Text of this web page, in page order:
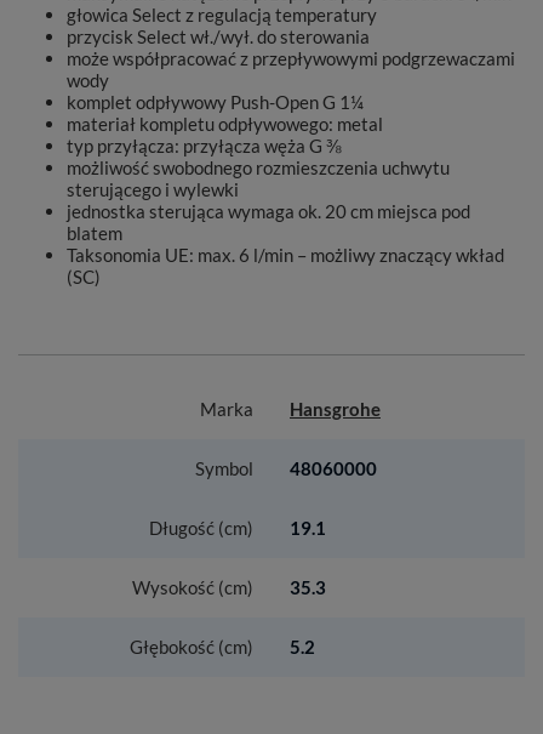
głowica Select z regulacją temperatury
przycisk Select wł./wył. do sterowania
może współpracować z przepływowymi podgrzewaczami
wody
komplet odpływowy Push-Open G 1¼
materiał kompletu odpływowego: metal
typ przyłącza: przyłącza węża G ⅜
możliwość swobodnego rozmieszczenia uchwytu
sterującego i wylewki
jednostka sterująca wymaga ok. 20 cm miejsca pod
blatem
Taksonomia UE: max. 6 l/min – możliwy znaczący wkład
(SC)
Marka Hansgrohe
Symbol 48060000
Długość (cm) 19.1
Wysokość (cm) 35.3
Głębokość (cm) 5.2